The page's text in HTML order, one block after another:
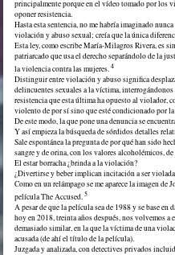
principalmente porque en el vídeo tomado por los
oponer resistencia.
Hasta esta sentencia, no me habría imaginado
violación y abuso sexual; creía que la única
Esta ley, como escribe María-Milagros Rivera, es
patriarcado que usa el derecho separándolo de la
la violencia contra las mujeres.4
Distinguir entre violación y abuso significa
delincuentes sexuales a la víctima,
resistencia que esta última ha opuesto al violador,
violento de por sí sino que esté condicionado por
De este modo, la que pone una denuncia se
Y así empieza la búsqueda de sórdidos detalles
Sale espontánea la pregunta de por qué han sido
sangre y de orina, con los valores alcoholémicos, de
El estar borracha ¿brinda a la violación?
¿Divertirse y beber implican incitación a ser
Como en un relámpago se me aparece la imagen de
película The Accused.5
A pesar de que la película sea de 1988 y se base en
hoy en 2018, treinta años después, nos volvemos a
demasiado similar, en la que la víctima de una
acusada (de ahí el título de la película).
Juzgada y analizada, con detectives privados